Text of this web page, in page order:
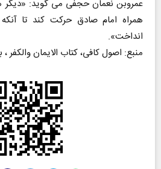
عمروبن نعمان حجفی می گوید: «دیگر
همراه امام صادق حركت كند تا
انداخت».
منبع: اصول كافی، كتاب الایمان والكفر ،